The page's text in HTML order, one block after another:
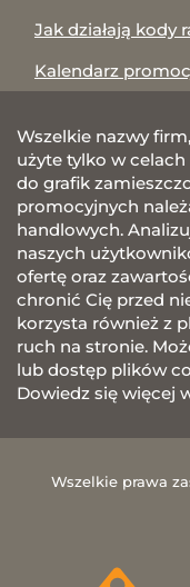
Jak działają kody
Kalendarz
Wszelkie nazwy
użyte tylko w
do grafik
promocyjnych
handlowych.
naszych
ofertę oraz
chronić Cię przed
korzysta również z
ruch na stronie.
lub dostęp plików
Dowiedz się więcej
Wszelkie prawa